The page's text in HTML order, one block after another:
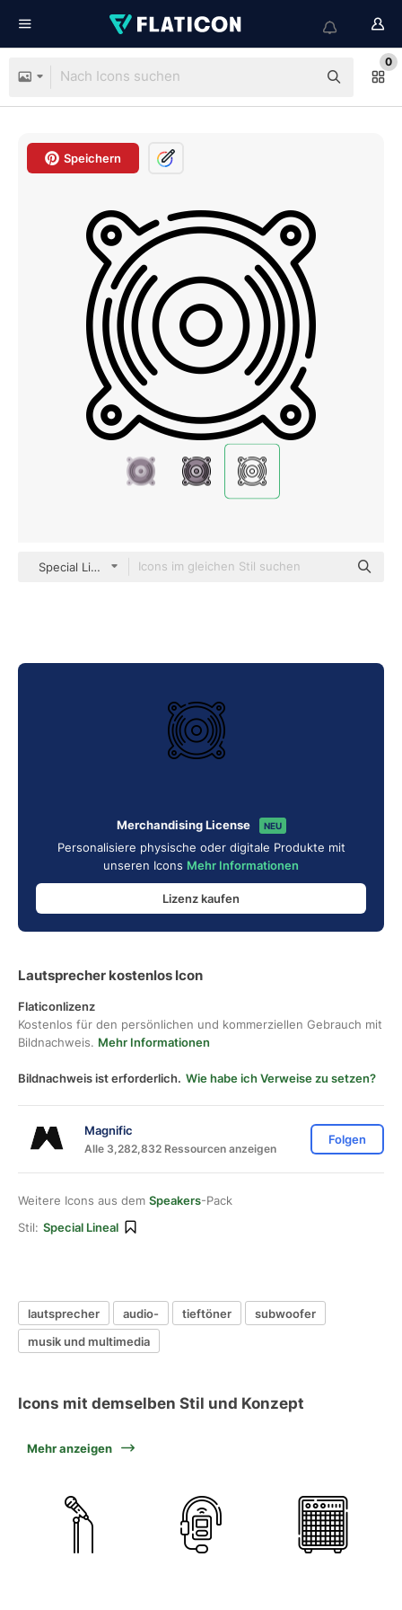
0
Speichern
Special Lineal
Merchandising License NEU
Personalisiere physische oder digitale Produkte mit
unseren Icons Mehr Informationen
Lizenz kaufen
Lautsprecher kostenlos Icon
Flaticonlizenz
Kostenlos für den persönlichen und kommerziellen Gebrauch mit
Bildnachweis. Mehr Informationen
Bildnachweis ist erforderlich. Wie habe ich Verweise zu setzen?
Magnific
Alle 3,282,832 Ressourcen anzeigen
Folgen
Weitere Icons aus dem Speakers-Pack
Stil: Special Lineal
lautsprecher audio- tieftöner
subwoofer
musik und multimedia
Icons mit demselben Stil und Konzept
Mehr anzeigen